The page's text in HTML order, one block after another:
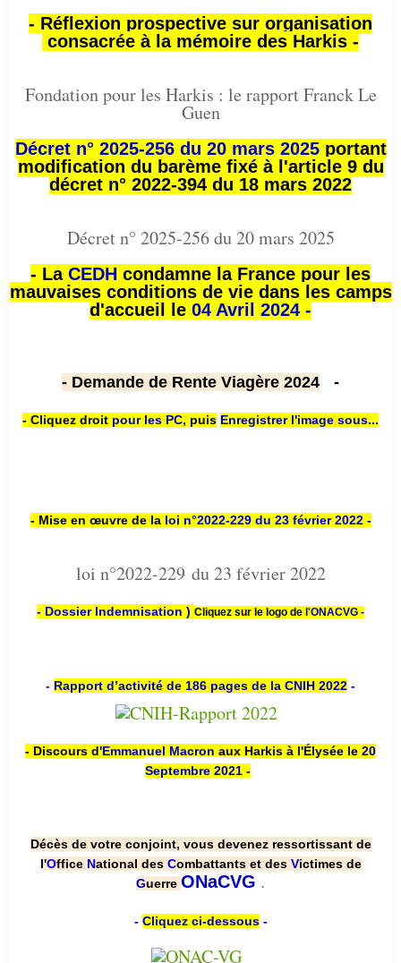
- Réflexion prospective sur organisation
consacrée à la mémoire des Harkis -
Fondation pour les Harkis : le rapport Franck Le
Guen
Décret n° 2025-256 du 20 mars 2025portant
modification du barème fixé à l'article 9 du
décret n° 2022-394 du 18 mars 2022
Décret n° 2025-256 du 20 mars 2025
- La CEDH condamne la France pour les
mauvaises conditions de vie dans les camps
d'accueil le 04 Avril 2024 -
- Demande de Rente Viagère 2024 -
- Cliquez droit pour les PC, puis Enregistrer l'image sous...
- Mise en œuvre de la loi n°2022-229 du 23 février 2022 -
loi n°2022-229 du 23 février 2022
- Dossier Indemnisation ) Cliquez sur le logo de l'ONACVG -
- Rapport d’activité de 186 pages de la CNIH 2022 -
- Discours d'Emmanuel Macron aux Harkis à l'Élysée le 20
Septembre 2021 -
Décès de votre conjoint, vous devenez ressortissant de
l'Office National des Combattants et des Victimes de
Guerre ONaCVG .
- Cliquez ci-dessous-